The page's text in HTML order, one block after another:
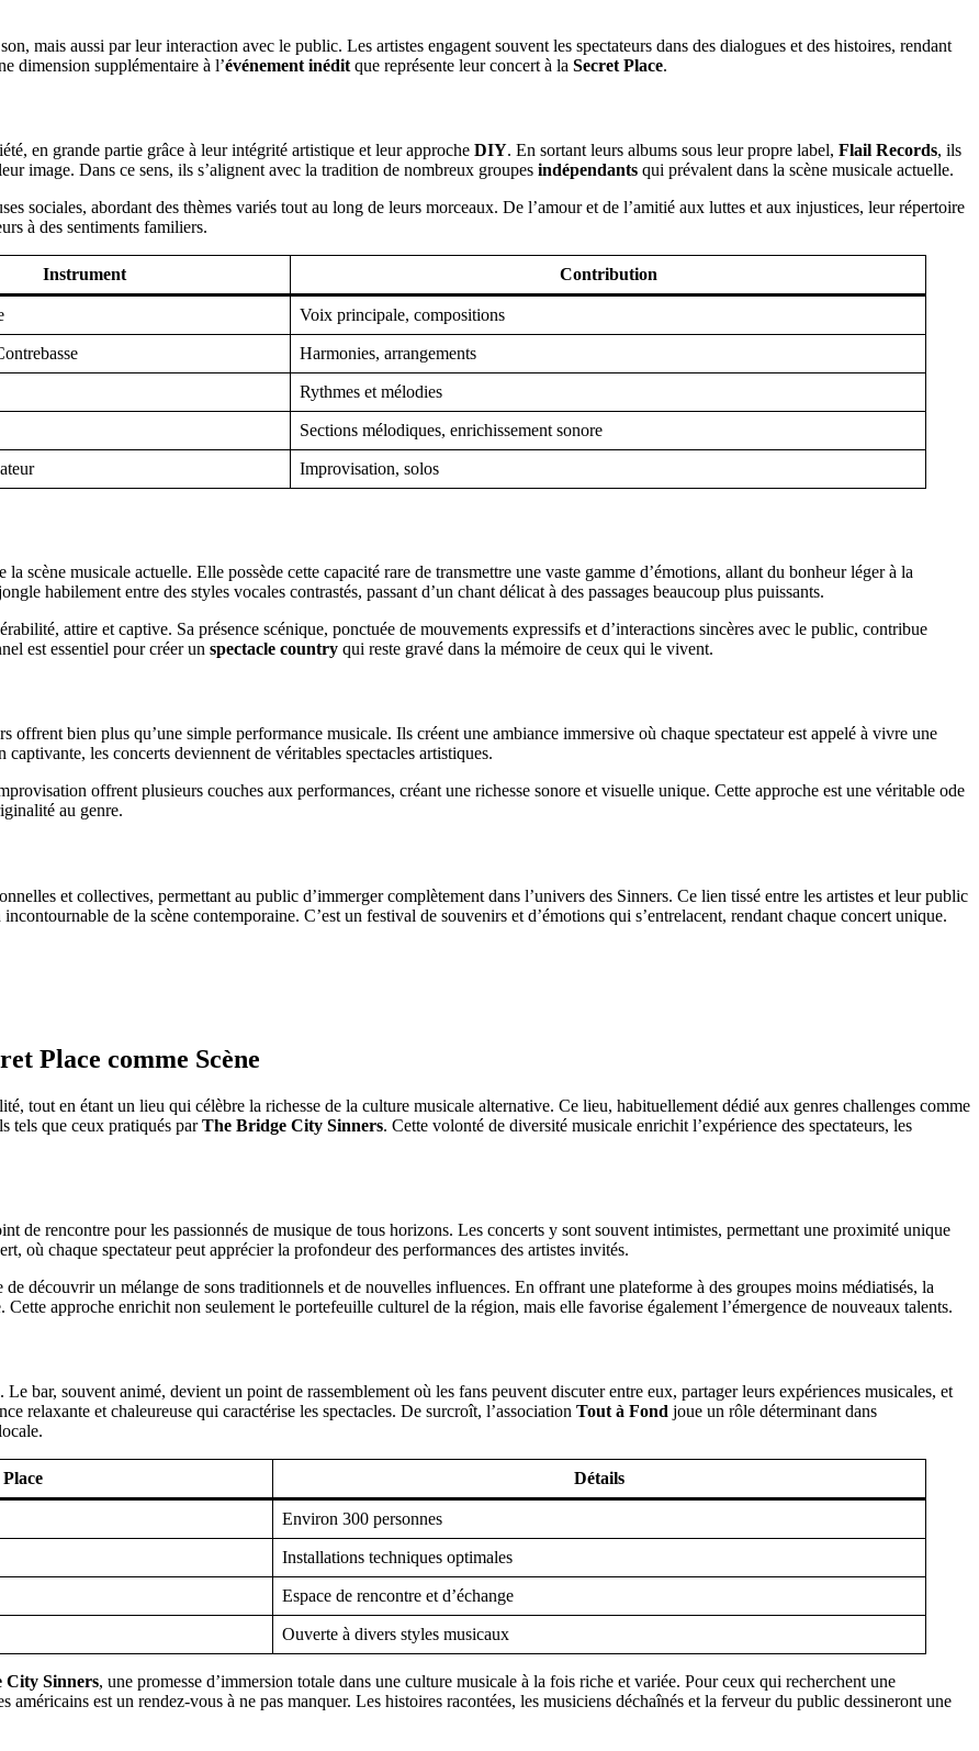
mais aussi par leur interaction avec le public. Les artistes engagent souvent les spectateurs dans des dialogues et des histoires, rendant
dimension supplémentaire à l’événement inédit que représente leur concert à la Secret Place.
en grande partie grâce à leur intégrité artistique et leur approche DIY. En sortant leurs albums sous leur propre label, Flail Records, ils
image. Dans ce sens, ils s’alignent avec la tradition de nombreux groupes indépendants qui prévalent dans la scène musicale actuelle.
sociales, abordant des thèmes variés tout au long de leurs morceaux. De l’amour et de l’amitié aux luttes et aux injustices, leur répertoire
à des sentiments familiers.
Instrument Contribution
Voix principale, compositions
Harmonies, arrangements
Rythmes et mélodies
Sections mélodiques, enrichissement sonore
Improvisation, solos
la scène musicale actuelle. Elle possède cette capacité rare de transmettre une vaste gamme d’émotions, allant du bonheur léger à la
habilement entre des styles vocales contrastés, passant d’un chant délicat à des passages beaucoup plus puissants.
attire et captive. Sa présence scénique, ponctuée de mouvements expressifs et d’interactions sincères avec le public, contribue
est essentiel pour créer un spectacle country qui reste gravé dans la mémoire de ceux qui le vivent.
offrent bien plus qu’une simple performance musicale. Ils créent une ambiance immersive où chaque spectateur est appelé à vivre une
les concerts deviennent de véritables spectacles artistiques.
offrent plusieurs couches aux performances, créant une richesse sonore et visuelle unique. Cette approche est une véritable ode
au genre.
et collectives, permettant au public d’immerger complètement dans l’univers des Sinners. Ce lien tissé entre les artistes et leur public
de la scène contemporaine. C’est un festival de souvenirs et d’émotions qui s’entrelacent, rendant chaque concert unique.
Place comme Scène
tout en étant un lieu qui célèbre la richesse de la culture musicale alternative. Ce lieu, habituellement dédié aux genres challenges comme
tels que ceux pratiqués parThe Bridge City Sinners. Cette volonté de diversité musicale enrichit l’expérience des spectateurs, les
de rencontre pour les passionnés de musique de tous horizons. Les concerts y sont souvent intimistes, permettant une proximité unique
où chaque spectateur peut apprécier la profondeur des performances des artistes invités.
de découvrir un mélange de sons traditionnels et de nouvelles influences. En offrant une plateforme à des groupes moins médiatisés, la
approche enrichit non seulement le portefeuille culturel de la région, mais elle favorise également l’émergence de nouveaux talents.
bar, souvent animé, devient un point de rassemblement où les fans peuvent discuter entre eux, partager leurs expériences musicales, et
relaxante et chaleureuse qui caractérise les spectacles. De surcroît, l’association Tout à Fond joue un rôle déterminant dans
Détails
Environ 300 personnes
Installations techniques optimales
Espace de rencontre et d’échange
Ouverte à divers styles musicaux
City Sinners, une promesse d’immersion totale dans une culture musicale à la fois riche et variée. Pour ceux qui recherchent une
américains est un rendez-vous à ne pas manquer. Les histoires racontées, les musiciens déchaînés et la ferveur du public dessineront une